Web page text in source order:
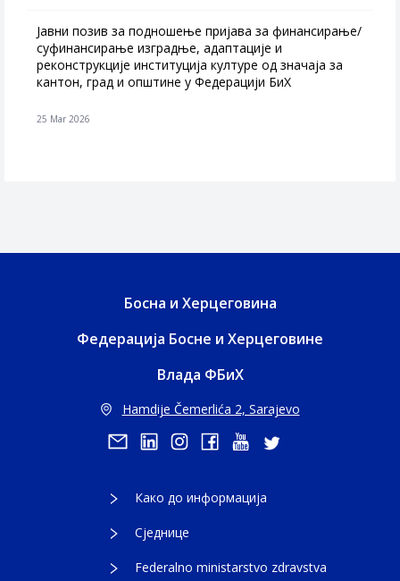
Јавни позив за подношење пријава за финансирање/
суфинансирање изградње, адаптације и
реконструкције институција културе од значаја за
кантон, град и општине у Федерацији БиХ
25 Mar 2026
Босна и Херцеговина
Федерација Босне и Херцеговине
Влада ФБиХ
Hamdije Čemerlića 2, Sarajevo
Како до информација
Сједнице
Federalno ministarstvo zdravstva